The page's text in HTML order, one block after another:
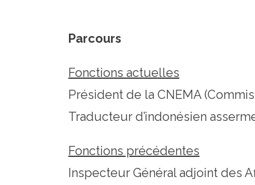
Parcours
Fonctions actuelles
Président de la CNEMA
Traducteur d’indonésien
Fonctions précédentes
Inspecteur Général adjoint des